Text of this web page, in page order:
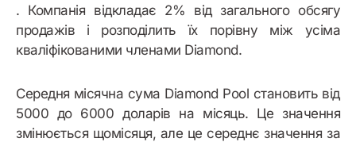
. Компанія відкладає 2% від загального обсягу
продажів і розподілить їх порівну між усіма
кваліфікованими членами Diamond.
Середня місячна сума Diamond Pool становить від
5000 до 6000 доларів на місяць. Це значення
змінюється щомісяця, але це середнє значення за